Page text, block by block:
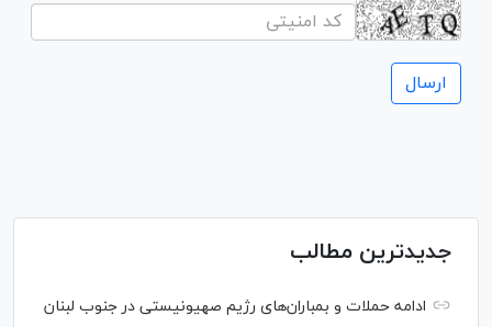
جدیدترین مطالب
ادامه حملات و بمباران‌های رژیم صهیونیستی در جنوب لبنان